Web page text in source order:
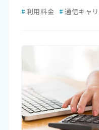
# 利用料金 # 通信キャ